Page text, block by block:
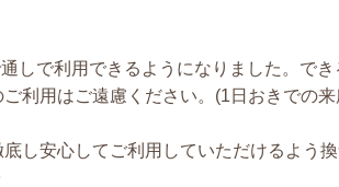
しで利用できるようになりました。で
利用はご遠慮ください。(1日おきでの
し安心してご利用していただけるよう